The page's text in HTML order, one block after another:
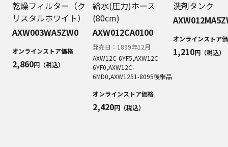
ウェブサイトに掲載する場合もあります。ただ
し、本ウェブサイトに公開されている取扱説明書
は、商品本体に同梱する取扱説明書の変更の度に
修正・更新するものではありません。
商品には、取扱説明書を補足する操作ガイドなど
の印刷物が同梱されていることがありますが、本
ウェブサイトではそれらの印刷物は公開しており
ませんことをご了承ください。
乾燥フィルター（ク
リスタルホワイト）
AXW003WA5ZW0
オンラインストア価格
2,860円（税込）
給水(圧力)ホース
(80cm)
AXW012CA0100
発売日： 1899年12月
AXW12C-6YF5,AXW12C-
6YF0,AXW12C-
6MD0,AXW1251-8095後継品
オンラインストア価格
2,420円（税込）
洗剤タンク
オンラインストア
1,210円（税込）